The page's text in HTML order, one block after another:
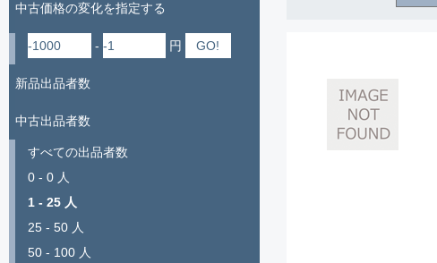
中古価格の変化を指定する
- 円
新品出品者数
中古出品者数
すべての出品者数
0 - 0 人
1 - 25 人
25 - 50 人
50 - 100 人